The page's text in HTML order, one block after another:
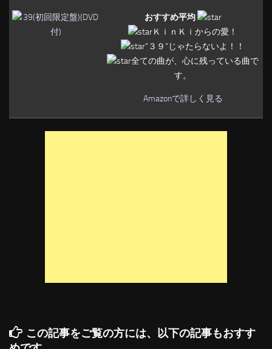
おすすめ平均
ＫｉｎＫｉからの愛！
”３９”じゃたらないよ！！
全ての曲が、心に残っている曲で
す。
Amazonで詳しく見る
この記事をご覧の方には、以下の記事もおすす